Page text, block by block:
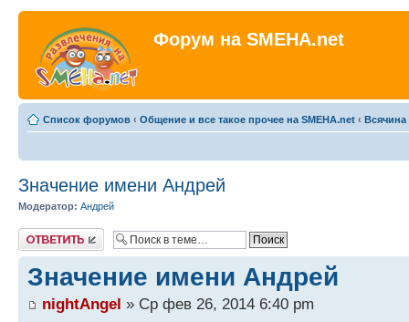
Форум на SMEHA.net
Список форумов ‹ Общение и все такое прочее на SMEHA.net ‹ Всячина
Значение имени Андрей
Модератор: Андрей
Ответить
Значение имени Андрей
nightAngel » Ср фев 26, 2014 6:40 pm